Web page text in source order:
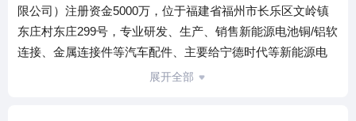
限公司）注册资金5000万，位于福建省福州市长乐区文岭镇
东庄村东庄299号，专业研发、生产、销售新能源电池铜/铝软
连接、金属连接件等汽车配件、主要给宁德时代等新能源电
池企业配套。目前公司拥有4000多平米的厂房，本公司经过
展开全部